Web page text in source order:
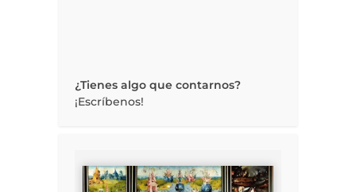
¿Tienes algo que contarnos?
¡Escríbenos!